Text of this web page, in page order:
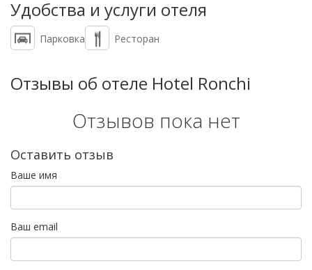
Удобства и услуги отеля
Парковка Ресторан
Отзывы об отеле Hotel Ronchi
Отзывов пока нет
Оставить отзыв
Ваше имя
Ваш email